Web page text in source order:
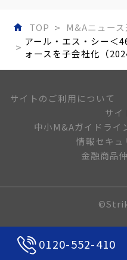
0120-552-410
TOP
M&Aニュース
アール・エス・シー＜
ォースを子会社化（
サイトのご利用について
サイ
中小M&Aガイドライ
情報セキュ
金融商品